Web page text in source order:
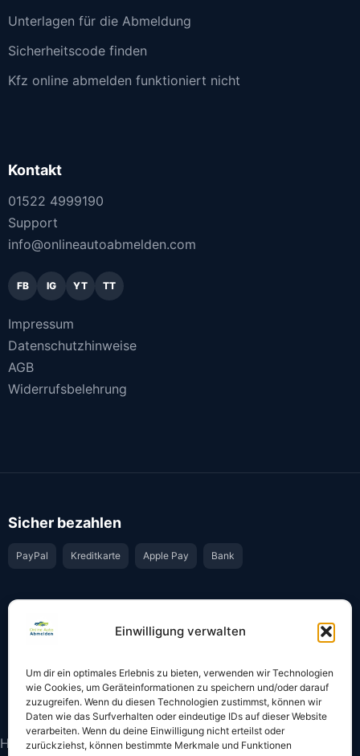
Einwilligung verwalten
Um dir ein optimales Erlebnis zu bieten, verwenden wir Technologien
wie Cookies, um Geräteinformationen zu speichern und/oder darauf
zuzugreifen. Wenn du diesen Technologien zustimmst, können wir
Daten wie das Surfverhalten oder eindeutige IDs auf dieser Website
verarbeiten. Wenn du deine Einwilligung nicht erteilst oder
zurückziehst, können bestimmte Merkmale und Funktionen
Unterlagen für die Abmeldung
Sicherheitscode finden
Kfz online abmelden funktioniert nicht
Kontakt
01522 4999190
Support
info@onlineautoabmelden.com
FB IG YT TT
Impressum
Datenschutzhinweise
AGB
Widerrufsbelehrung
Sicher bezahlen
PayPal Kreditkarte Apple Pay Bank
Bestätigung per E-Mail Support per WhatsApp
Hinweis: Die Online-Abmeldung ist nicht in allen Fällen